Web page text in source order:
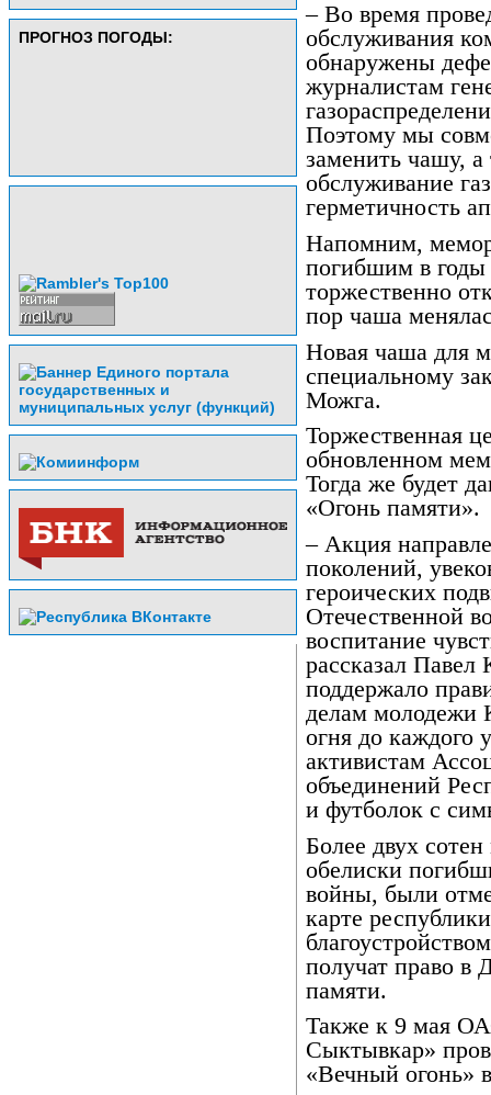
ПРОГНОЗ ПОГОДЫ:
– Во время
обслуживания
обнаружены
журналистам
Поэтому мы
заменить чашу, а
обслуживание
герметичность
Напомним,
погибшим в
торжественно
пор чаша
Новая чаша для
специальному
Можга.
Торжественная
обновленном
Тогда же будет
«Огонь памяти».
– Акция
поколений,
героических
Отечественной
воспитание
рассказал
поддержало
делам молодежи
огня до каждого
активистам
объединений
и футболок с
Более двух
обелиски
войны, были
карте
получат право в
памяти.
Также к 9 мая
Сыктывкар»
«Вечный огонь»